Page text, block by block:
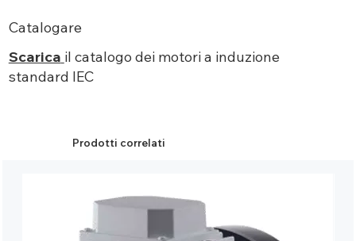
Catalogare
Scarica il catalogo dei motori a induzione
standard IEC
Prodotti correlati